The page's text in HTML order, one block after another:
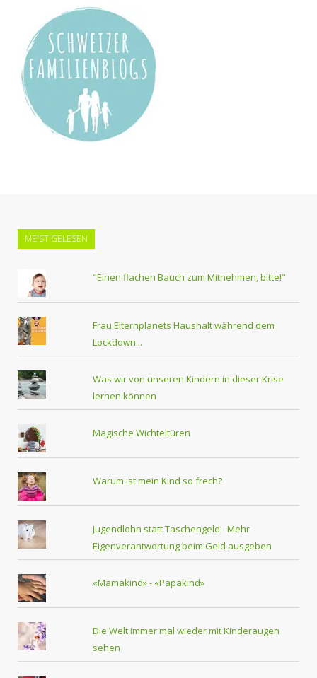
MEIST GELESEN
"Einen flachen Bauch zum Mitnehmen, bitte!"
Frau Elternplanets Haushalt während dem
Lockdown...
Was wir von unseren Kindern in dieser Krise
lernen können
Magische Wichteltüren
Warum ist mein Kind so frech?
Jugendlohn statt Taschengeld - Mehr
Eigenverantwortung beim Geld ausgeben
«Mamakind» - «Papakind»
Die Welt immer mal wieder mit Kinderaugen
sehen